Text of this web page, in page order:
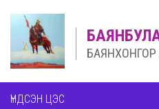
ҮНДСЭН ЦЭС